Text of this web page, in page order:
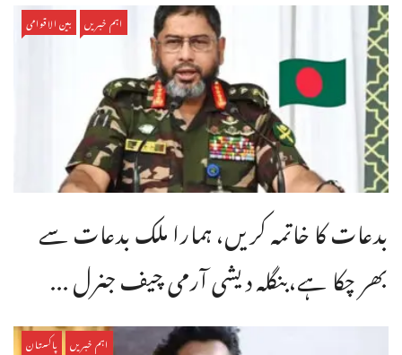
اہم خبریں بین الاقوامی
بدعات کا خاتمہ کریں، ہمارا ملک بدعات سے
بھر چکا ہے،بنگله دیشی آرمی چیف جنرل ...
اہم خبریں پاکستان